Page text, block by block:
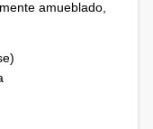
amueblado,